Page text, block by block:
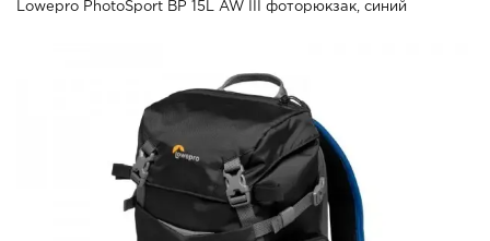
Lowepro PhotoSport BP 15L AW III фоторюкзак, синий